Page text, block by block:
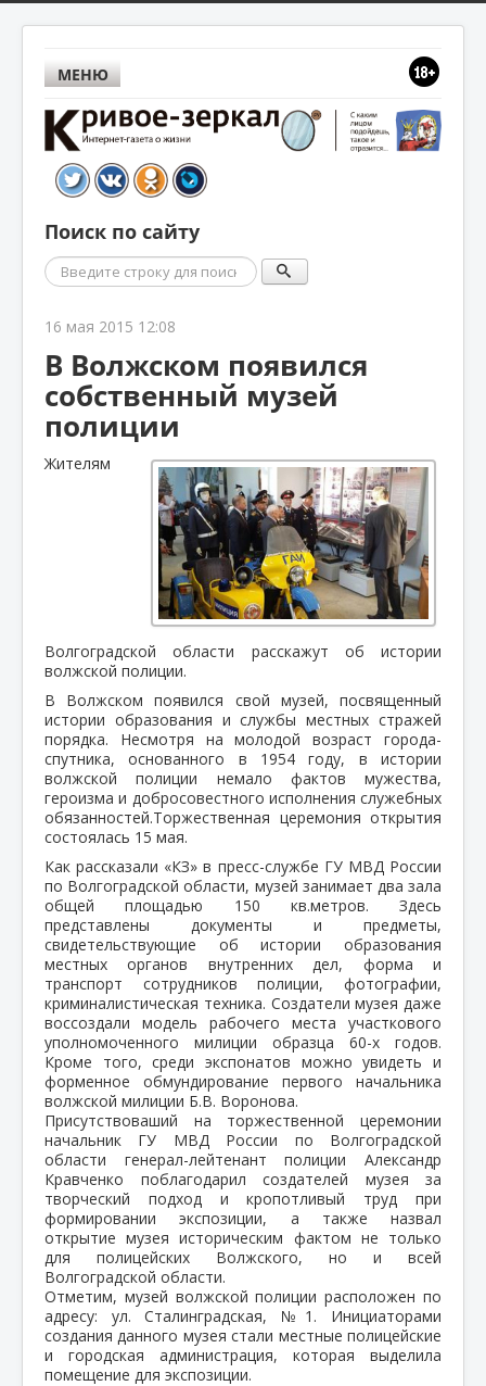
МЕНЮ
Поиск по сайту
Поиск
16 мая 2015 12:08
В Волжском появился
собственный музей
полиции
Жителям
Волгоградской области расскажут об истории
волжской полиции.
В Волжском появился свой музей, посвященный
истории образования и службы местных стражей
порядка. Несмотря на молодой возраст города-
спутника, основанного в 1954 году, в истории
волжской полиции немало фактов мужества,
героизма и добросовестного исполнения служебных
обязанностей.Торжественная церемония открытия
состоялась 15 мая.
Как рассказали «КЗ» в пресс-службе ГУ МВД России
по Волгоградской области, музей занимает два зала
общей площадью 150 кв.метров. Здесь
представлены документы и предметы,
свидетельствующие об истории образования
местных органов внутренних дел, форма и
транспорт сотрудников полиции, фотографии,
криминалистическая техника. Создатели музея даже
воссоздали модель рабочего места участкового
уполномоченного милиции образца 60-х годов.
Кроме того, среди экспонатов можно увидеть и
форменное обмундирование первого начальника
волжской милиции Б.В. Воронова.
Присутствоваший на торжественной церемонии
начальник ГУ МВД России по Волгоградской
области генерал-лейтенант полиции Александр
Кравченко поблагодарил создателей музея за
творческий подход и кропотливый труд при
формировании экспозиции, а также назвал
открытие музея историческим фактом не только
для полицейских Волжского, но и всей
Волгоградской области.
Отметим, музей волжской полиции расположен по
адресу: ул. Сталинградская, №1. Инициаторами
создания данного музея стали местные полицейские
и городская администрация, которая выделила
помещение для экспозиции.